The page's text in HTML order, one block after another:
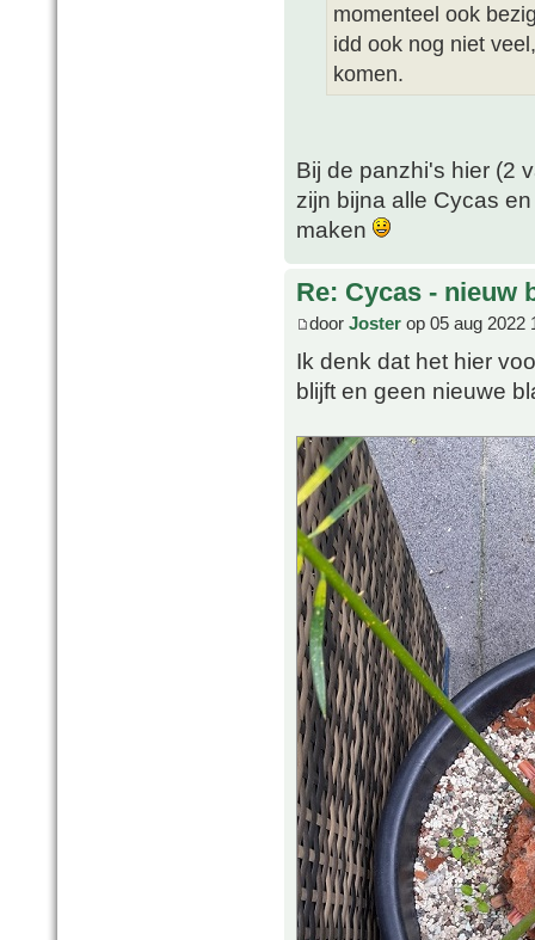
momenteel ook
idd ook nog niet
komen.
Bij de panzhi's hier (2
zijn bijna alle Cycas
maken
Re: Cycas - nieuw
door Joster op 05 aug 2022
Ik denk dat het hier
blijft en geen nieuwe